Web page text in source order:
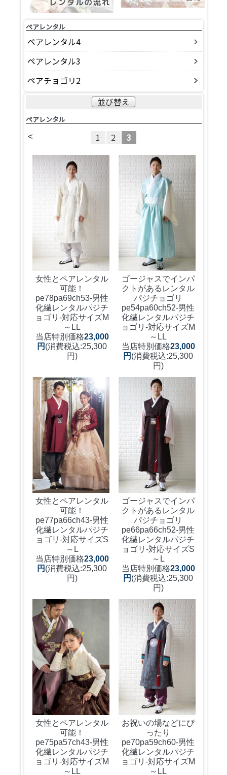
ペアレンタル
ペアレンタル4
ペアレンタル3
ペアチョゴリ2
並び替え
ペアレンタル
< 1 2 3
女性とペアレンタル
可能！
pe78pa69ch53-男性
化繊レンタルパジチ
ョゴリ-対応サイズM
～LL
当店特別価格23,000
円 (消費税込:25,300
円)
ゴージャスでインパ
クトがあるレンタル
パジチョゴリ
pe54pa60ch52-男性
化繊レンタルパジチ
ョゴリ-対応サイズM
～LL
当店特別価格23,000
円 (消費税込:25,300
円)
女性とペアレンタル
可能！
pe77pa66ch43-男性
化繊レンタルパジチ
ョゴリ-対応サイズS
～L
当店特別価格23,000
円 (消費税込:25,300
円)
ゴージャスでインパ
クトがあるレンタル
パジチョゴリ
pe66pa66ch52-男性
化繊レンタルパジチ
ョゴリ-対応サイズS
～L
当店特別価格23,000
円 (消費税込:25,300
円)
女性とペアレンタル
可能！
pe75pa57ch43-男性
化繊レンタルパジチ
ョゴリ-対応サイズM
～LL
お祝いの場などにぴ
ったり
pe70pa59ch60-男性
化繊レンタルパジチ
ョゴリ-対応サイズM
～LL